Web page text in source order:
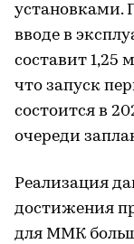
установками.
вводе в
составит 1,25
что запуск
состоится в
очереди
Реализация
достижения
для ММК